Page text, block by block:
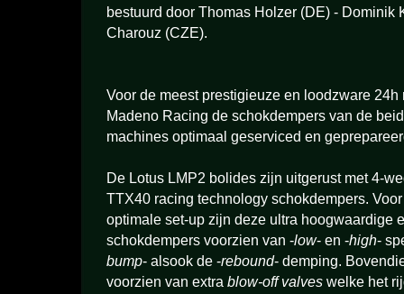
bestuurd door Thomas Holzer (DE) - Dominik
Charouz (CZE).
Voor de meest prestigieuze en loodzware 24h
Madeno Racing de schokdempers van de
machines optimaal geserviced en
De Lotus LMP2 bolides zijn uitgerust met 4-
TTX40 racing technology schokdempers.
optimale set-up zijn deze ultra hoogwaardige
schokdempers voorzien van -low- en -high-
bump- alsook de -rebound- demping.
voorzien van extra blow-off valves welke het